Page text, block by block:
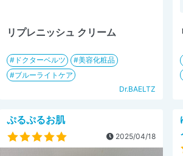
リプレニッシュ クリーム
ドクターベルツ
美容化粧品
ブルーライトケア
Dr.BAELTZ
ぷるぷるお肌
2025/04/18